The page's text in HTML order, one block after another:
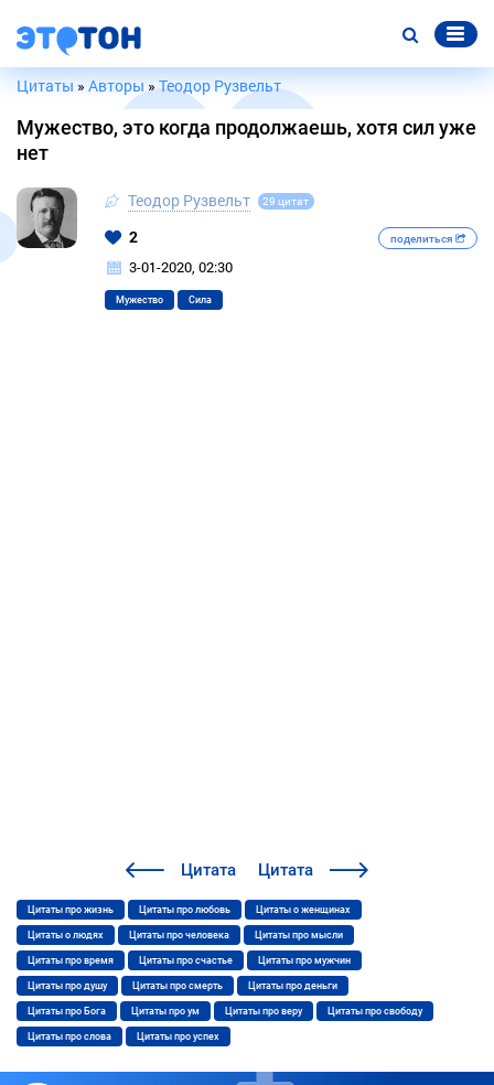
Цитаты » Авторы »Теодор Рузвельт
Мужество, это когда продолжаешь, хотя сил уже
нет
Теодор Рузвельт 29 цитат
2 поделиться
3-01-2020, 02:30
Мужество Сила
Цитата Цитата
Цитаты про жизнь Цитаты про любовь Цитаты о женщинах
Цитаты о людях Цитаты про человека Цитаты про мысли
Цитаты про время Цитаты про счастье Цитаты про мужчин
Цитаты про душу Цитаты про смерть Цитаты про деньги
Цитаты про Бога Цитаты про ум Цитаты про веру Цитаты про свободу
Цитаты про слова Цитаты про успех